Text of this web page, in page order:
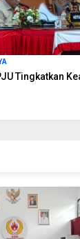
Tingkatkan